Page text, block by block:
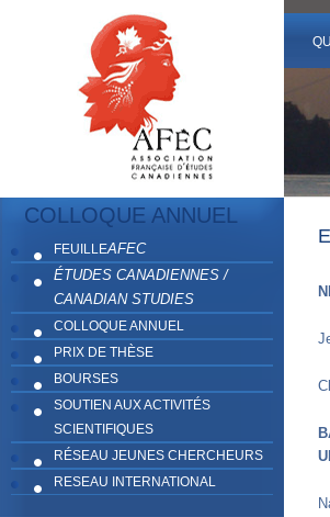
COLLOQUE ANNUEL
FEUILLEAFEC
ÉTUDES CANADIENNES /
CANADIAN STUDIES
COLLOQUE ANNUEL
PRIX DE THÈSE
BOURSES
SOUTIEN AUX ACTIVITÉS
SCIENTIFIQUES
RÉSEAU JEUNES CHERCHEURS
RESEAU INTERNATIONAL